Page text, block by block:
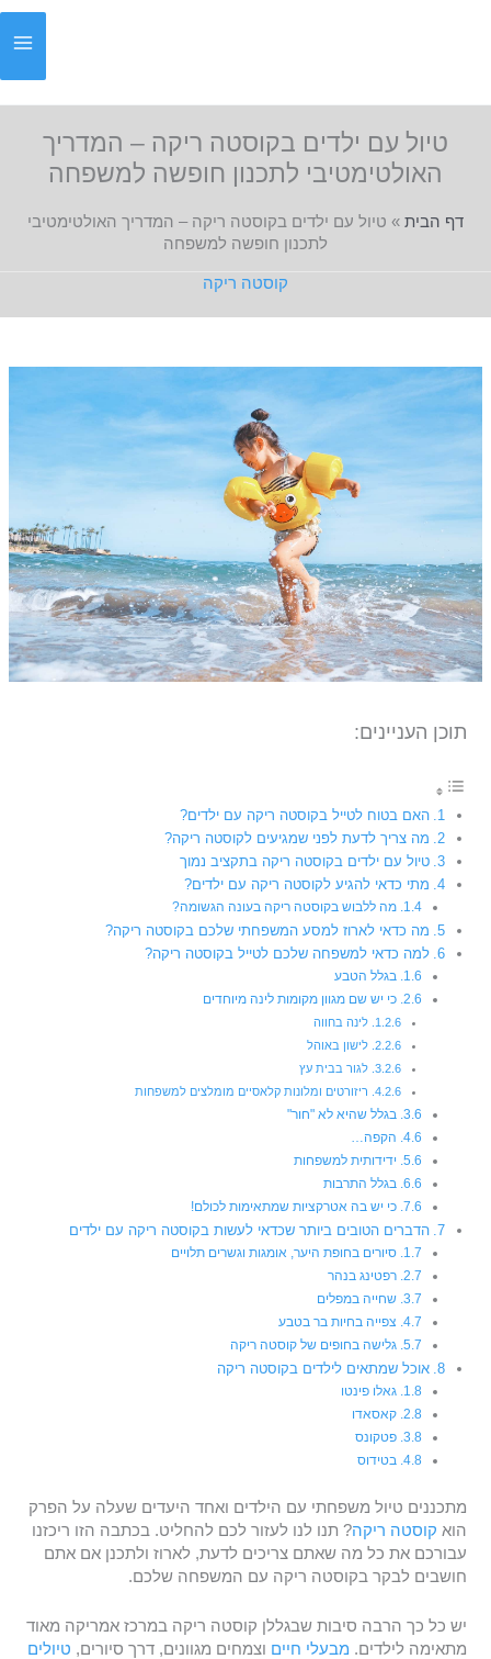
טיול עם ילדים בקוסטה ריקה – המדריך
האולטימטיבי לתכנון חופשה למשפחה
דף הבית » טיול עם ילדים בקוסטה ריקה – המדריך האולטימטיבי
לתכנון חופשה למשפחה
קוסטה ריקה
תוכן העניינים:
האם בטוח לטייל בקוסטה ריקה עם ילדים?
מה צריך לדעת לפני שמגיעים לקוסטה ריקה?
טיול עם ילדים בקוסטה ריקה בתקציב נמוך
מתי כדאי להגיע לקוסטה ריקה עם ילדים?
מה ללבוש בקוסטה ריקה בעונה הגשומה?
מה כדאי לארוז למסע המשפחתי שלכם בקוסטה ריקה?
למה כדאי למשפחה שלכם לטייל בקוסטה ריקה?
בגלל הטבע
כי יש שם מגוון מקומות לינה מיוחדים
לינה בחווה
לישון באוהל
לגור בבית עץ
ריזורטים ומלונות קלאסיים מומלצים למשפחות
בגלל שהיא לא "חור"
הקפה…
ידידותית למשפחות
בגלל התרבות
כי יש בה אטרקציות שמתאימות לכולם!
הדברים הטובים ביותר שכדאי לעשות בקוסטה ריקה עם ילדים
סיורים בחופת היער, אומגות וגשרים תלויים
רפטינג בנהר
שחייה במפלים
צפייה בחיות בר בטבע
גלישה בחופים של קוסטה ריקה
אוכל שמתאים לילדים בקוסטה ריקה
גאלו פינטו
קאסאדו
פטקונס
בטידוס
מתכננים טיול משפחתי עם הילדים ואחד היעדים שעלה על הפרק
הוא קוסטה ריקה? תנו לנו לעזור לכם להחליט. בכתבה הזו ריכזנו
עבורכם את כל מה שאתם צריכים לדעת, לארוז ולתכנן אם אתם
חושבים לבקר בקוסטה ריקה עם המשפחה שלכם.
יש כל כך הרבה סיבות שבגללן קוסטה ריקה במרכז אמריקה מאוד
מתאימה לילדים. מבעלי חיים וצמחים מגוונים, דרך סיורים, טיולים